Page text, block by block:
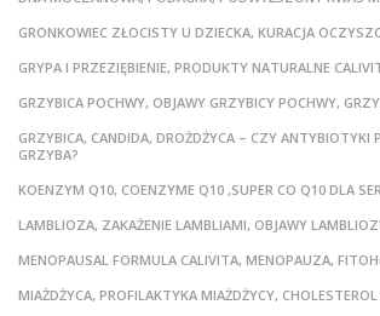
GRONKOWIEC ZŁOCISTY U DZIECKA, KURACJA
GRYPA I PRZEZIĘBIENIE, PRODUKTY NATURALNE
GRZYBICA POCHWY, OBJAWY GRZYBICY POCHWY,
GRZYBICA, CANDIDA, DROŻDŻYCA – CZY ANTYBIOTYKI
GRZYBA?
KOENZYM Q10, COENZYME Q10 ,SUPER CO Q10 DLA
LAMBLIOZA, ZAKAŻENIE LAMBLIAMI, OBJAWY
MENOPAUSAL FORMULA CALIVITA, MENOPAUZA,
MIAŻDŻYCA, PROFILAKTYKA MIAŻDŻYCY,